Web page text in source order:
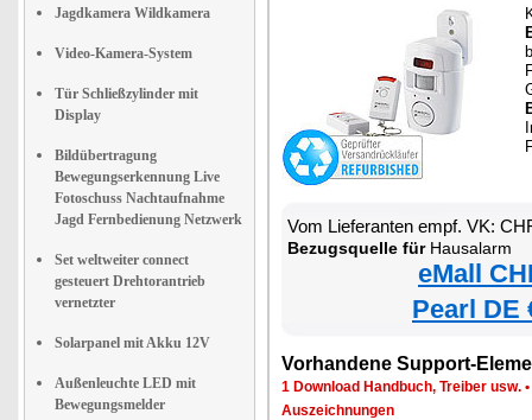
Jagdkamera Wildkamera
Video-Kamera-System
Tür Schließzylinder mit
Display
Bildübertragung
Bewegungserkennung Live
Fotoschuss Nachtaufnahme
Jagd Fernbedienung Netzwerk
Set weltweiter connect
gesteuert Drehtorantrieb
vernetzter
Solarpanel mit Akku 12V
Außenleuchte LED mit
Bewegungsmelder
Vom Lieferanten empf. VK:
Bezugsquelle fürHausalarm
eMall
Pearl DE
Vorhandene Support-
1 Download Handbuch, Treiber usw. •
Auszeichnungen